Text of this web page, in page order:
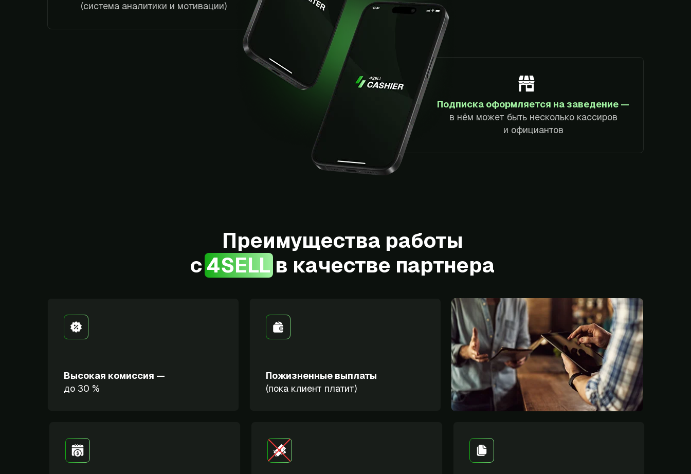
Подписка оформляется на заведение —
в нём может быть несколько кассиров
и официантов
(система аналитики и мотивации)
Преимущества работы
с 4SELL в качестве партнера
Высокая комиссия —
до 30 %
Пожизненные выплаты
(пока клиент платит)